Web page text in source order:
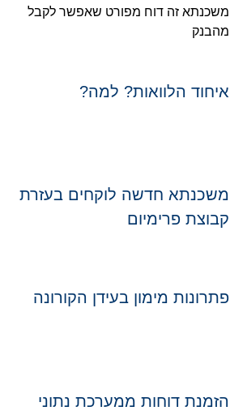
משכנתא זה דוח מפורט שאפשר לקבל
מהבנק
איחוד הלוואות? למה?
משכנתא חדשה לוקחים בעזרת
קבוצת פרימיום
פתרונות מימון בעידן הקורונה
הזמנת דוחות ממערכת נתוני